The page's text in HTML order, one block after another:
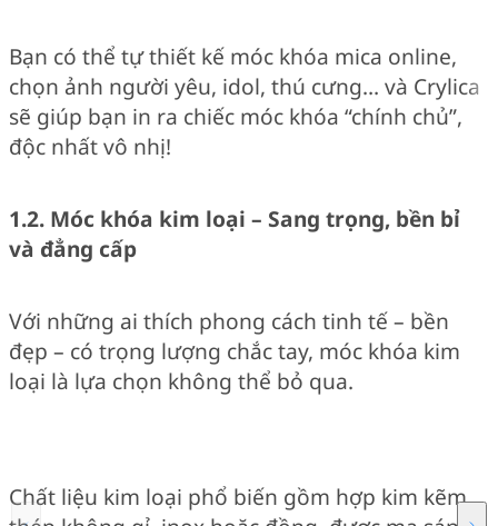
Bạn có thể tự thiết kế móc khóa mica online,
chọn ảnh người yêu, idol, thú cưng… và Crylica
sẽ giúp bạn in ra chiếc móc khóa “chính chủ”,
độc nhất vô nhị!
1.2. Móc khóa kim loại – Sang trọng, bền bỉ
và đẳng cấp
Với những ai thích phong cách tinh tế – bền
đẹp – có trọng lượng chắc tay, móc khóa kim
loại là lựa chọn không thể bỏ qua.
Chất liệu kim loại phổ biến gồm hợp kim kẽm,